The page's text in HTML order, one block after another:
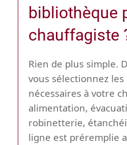
bibliothèque
chauffagiste
Rien de plus simple.
vous sélectionnez les
nécessaires à votre
alimentation,
robinetterie,
ligne est préremplie